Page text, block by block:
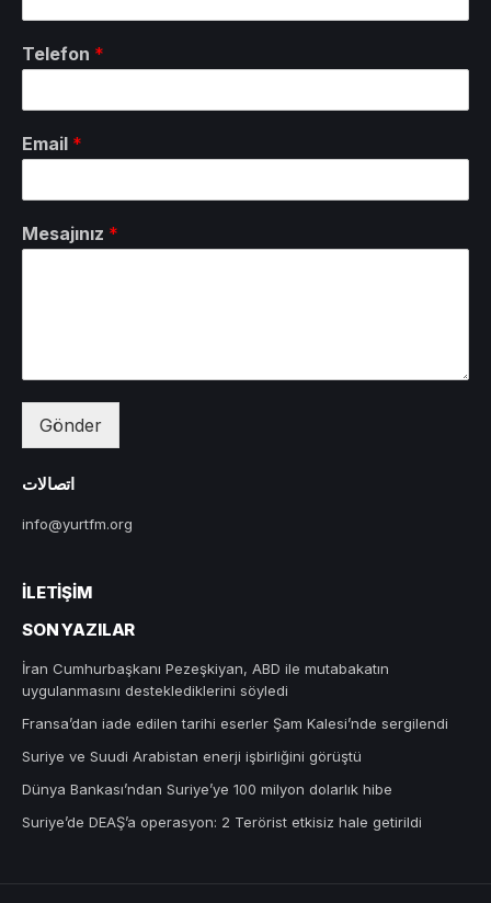
Telefon *
Email *
Mesajınız *
Gönder
اتصالات
info@yurtfm.org
İLETIŞIM
SON YAZILAR
İran Cumhurbaşkanı Pezeşkiyan, ABD ile mutabakatın
uygulanmasını desteklediklerini söyledi
Fransa’dan iade edilen tarihi eserler Şam Kalesi’nde sergilendi
Suriye ve Suudi Arabistan enerji işbirliğini görüştü
Dünya Bankası’ndan Suriye’ye 100 milyon dolarlık hibe
Suriye’de DEAŞ’a operasyon: 2 Terörist etkisiz hale getirildi